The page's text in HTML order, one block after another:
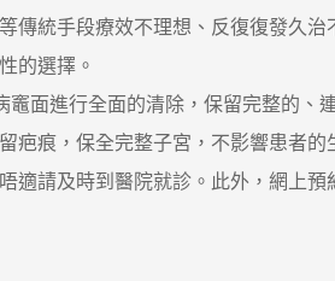
統手段療效不理想、反復復發久治
的選擇。
進行全面的清除，保留完整的、
痕，保全完整子宮，不影響患者的
請及時到醫院就診。此外，網上預